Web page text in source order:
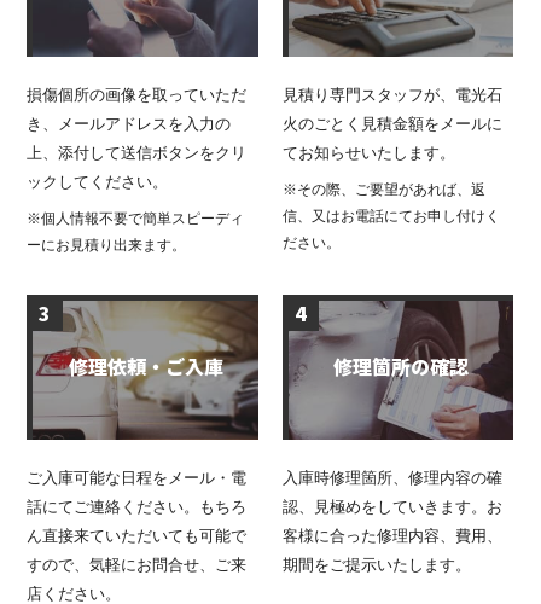
損傷個所の画像を取っていただ
き、メールアドレスを入力の
上、添付して送信ボタンをクリ
ックしてください。
※個人情報不要で簡単スピーディ
ーにお見積り出来ます。
見積り専門スタッフが、電光石
火のごとく見積金額をメールに
てお知らせいたします。
※その際、ご要望があれば、返
信、又はお電話にてお申し付けく
ださい。
3
修理依頼・ご入庫
ご入庫可能な日程をメール・電
話にてご連絡ください。もちろ
ん直接来ていただいても可能で
すので、気軽にお問合せ、ご来
店ください。
4
修理箇所の確認
入庫時修理箇所、修理内容の確
認、見極めをしていきます。お
客様に合った修理内容、費用、
期間をご提示いたします。